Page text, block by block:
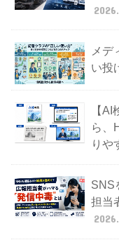
メデ
い投
【
ら、
りや
SNS
担当